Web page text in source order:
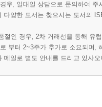
우, 일대일 상담으로 문의하여 주
다양한 도서는 찾으시는 도서의
절인 경우, 2차 거래선을 통해 유
부터 2~3주가 추가로 소요되며,
메일로 별도 안내를 드리고 있사